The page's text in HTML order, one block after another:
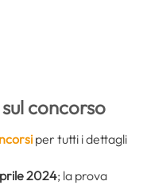
concorso
per tutti i dettagli
2024; la prova